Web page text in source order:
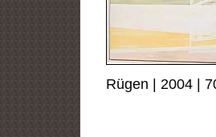
Rügen | 2004 |